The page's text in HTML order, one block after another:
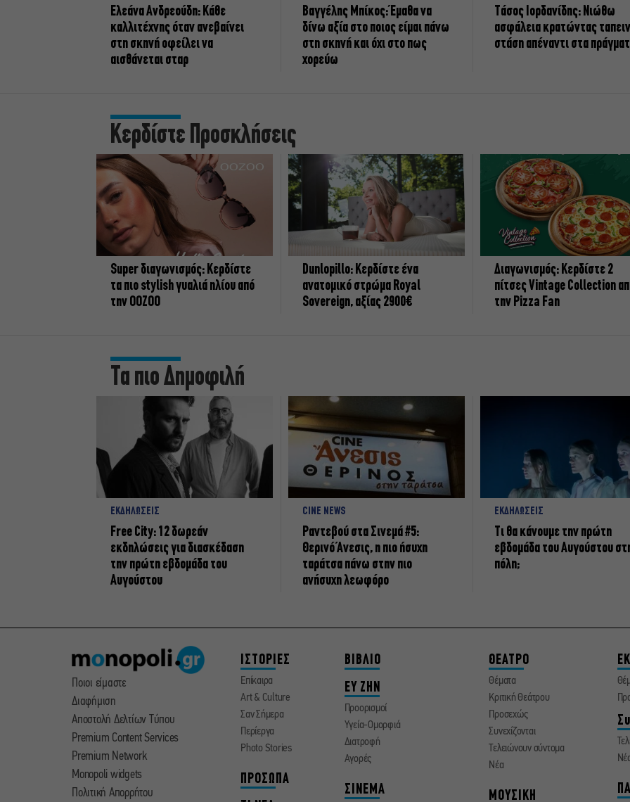
Ελεάνα Ανδρεούδη: Κάθε
καλλιτέχνης όταν ανεβαίνει
στη σκηνή οφείλει να
αισθάνεται σταρ
Βαγγέλης Μπίκος: Έμαθα να
δίνω αξία στο ποιος είμαι πάνω
στη σκηνή και όχι στο πως
χορεύω
Tάσος Ιορδανίδης: Νιώθω
ασφάλεια κρατώντας
στάση απέναντι στα
Κερδίστε Προσκλήσεις
Super διαγωνισμός: Κερδίστε
τα πιο stylish γυαλιά ηλίου από
την OOZOO
Dunlopillo: Κερδίστε ένα
ανατομικό στρώμα Royal
Sovereign, αξίας 2900€
Διαγωνισμός: Κερδίστε 2
πίτσες Vintage Collection
την Pizza Fan
Τα πιο Δημοφιλή
ΕΚΔΗΛΩΣΕΙΣ
Free City: 12 δωρεάν
εκδηλώσεις για διασκέδαση
την πρώτη εβδομάδα του
Αυγούστου
CINE NEWS
Ραντεβού στα Σινεμά #5:
Θερινό Άνεσις, η πιο ήσυχη
ταράτσα πάνω στην πιο
ανήσυχη λεωφόρο
ΕΚΔΗΛΩΣΕΙΣ
Τι θα κάνουμε την πρώτη
εβδομάδα του Αυγούστου
πόλη;
Ποιοι είμαστε
Διαφήμιση
Αποστολή Δελτίων Τύπου
Premium Content Services
Premium Network
Monopoli widgets
Πολιτική Απορρήτου
ΙΣΤΟΡΙΕΣ
Επίκαιρα
Art & Culture
Σαν Σήμερα
Περίεργα
Photo Stories
ΠΡΟΣΩΠΑ
ΒΙΒΛΙΟ
ΕΥ ΖΗΝ
Προορισμοί
Υγεία-Ομορφιά
Διατροφή
Αγορές
ΣΙΝΕΜΑ
ΘΕΑΤΡΟ
Θέματα
Κριτική Θεάτρου
Προσεχώς
Συνεχίζονται
Τελειώνουν σύντομα
Νέα
ΜΟΥΣΙΚΗ